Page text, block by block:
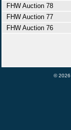
FHW Auction 78
FHW Auction 77
FHW Auction 76
© 2026